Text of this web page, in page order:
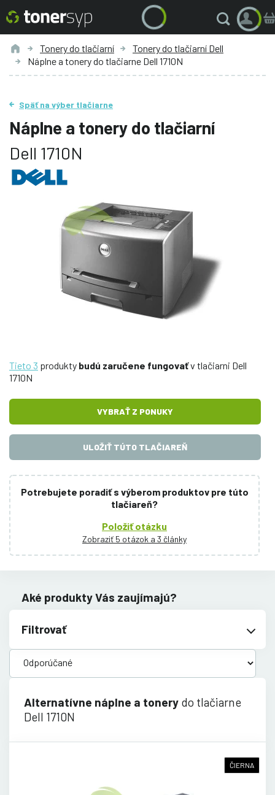
Tonery do tlačiarní
Tonery do tlačiarní Dell
Náplne a tonery do tlačiarne Dell 1710N
Späť na výber tlačiarne
Náplne a tonery do tlačiarní
Dell 1710N
Tieto 3 produkty budú zaručene fungovaťv tlačiarni Dell
1710N
VYBRAŤ Z PONUKY
ULOŽIŤ TÚTO TLAČIAREŇ
Potrebujete poradiť s výberom produktov pre túto
tlačiareň?
Položiť otázku
Zobraziť 5 otázok a 3 články
Aké produkty Vás zaujímajú?
Filtrovať
Alternatívne náplne a tonery do tlačiarne
Dell 1710N
ČIERNA